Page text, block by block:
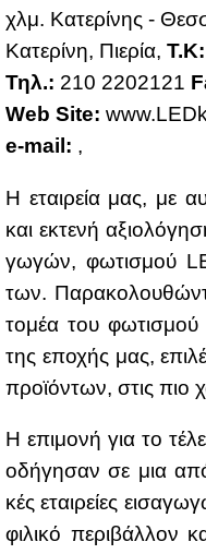
χλμ. Κα­τε­ρί­νης -
Κα­τε­ρί­νη, Πιε­ρία, Τ.Κ:
Τηλ.: 210 2202121
Web Site:
e-mail: ,
Η εται­ρεία μας, με
και εκτε­νή
γω­γών, φω­τι­σμού
των.
το­μέα του φω­τι­σμού
της επο­χής μας,
προ­ϊ­ό­ντων, στις πιο
Η επι­μο­νή για το
οδή­γη­σαν σε μια από
κές εται­ρεί­ες
φι­λι­κό πε­ρι­βάλ­λον